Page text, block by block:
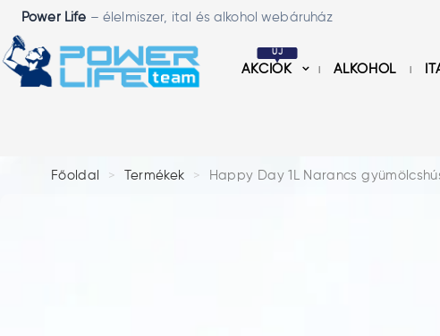
Power Life – élelmiszer, ital és alkohol webáruház
ÚJ
AKCIÓK ALKOHOL
Főoldal Termékek Happy Day 1L Narancs